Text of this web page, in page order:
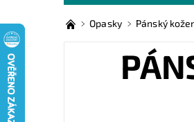
OBCHODNÍ PODMÍNKY
Opasky Pánský